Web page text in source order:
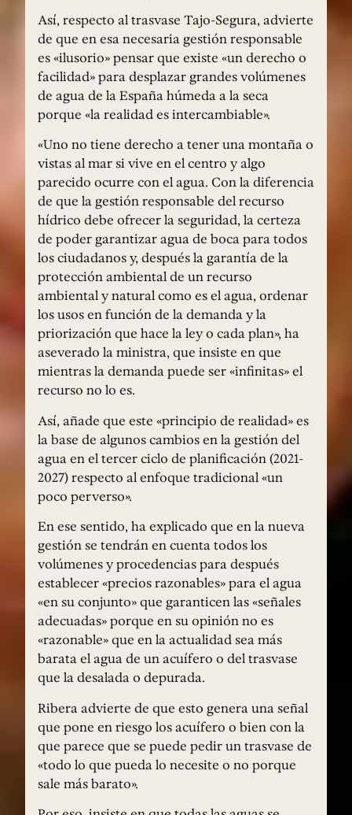
Así, respecto al trasvase Tajo-Segura, advierte
de que en esa necesaria gestión responsable
es «ilusorio» pensar que existe «un derecho o
facilidad» para desplazar grandes volúmenes
de agua de la España húmeda a la seca
porque «la realidad es intercambiable».
«Uno no tiene derecho a tener una montaña o
vistas al mar si vive en el centro y algo
parecido ocurre con el agua. Con la diferencia
de que la gestión responsable del recurso
hídrico debe ofrecer la seguridad, la certeza
de poder garantizar agua de boca para todos
los ciudadanos y, después la garantía de la
protección ambiental de un recurso
ambiental y natural como es el agua, ordenar
los usos en función de la demanda y la
priorización que hace la ley o cada plan», ha
aseverado la ministra, que insiste en que
mientras la demanda puede ser «infinitas» el
recurso no lo es.
Así, añade que este «principio de realidad» es
la base de algunos cambios en la gestión del
agua en el tercer ciclo de planificación (2021-
2027) respecto al enfoque tradicional «un
poco perverso».
En ese sentido, ha explicado que en la nueva
gestión se tendrán en cuenta todos los
volúmenes y procedencias para después
establecer «precios razonables» para el agua
«en su conjunto» que garanticen las «señales
adecuadas» porque en su opinión no es
«razonable» que en la actualidad sea más
barata el agua de un acuífero o del trasvase
que la desalada o depurada.
Ribera advierte de que esto genera una señal
que pone en riesgo los acuífero o bien con la
que parece que se puede pedir un trasvase de
«todo lo que pueda lo necesite o no porque
sale más barato».